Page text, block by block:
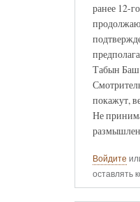
ранее 12-
Табын
покажут,
Не
Войдите
оставлять